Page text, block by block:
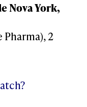
Nova York,
Pharma), 2